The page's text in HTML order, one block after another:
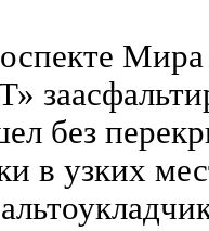
без
в узких